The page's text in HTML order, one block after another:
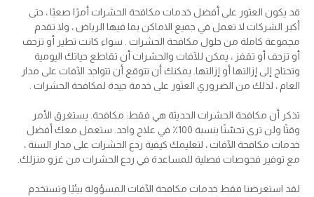
قد يكون العثور على أفضل خدمات مكافحة الحشرات أمرًا صعبًا ، حتى
أكبر الشركات لا تعمل في جميع الاماكن بما فيها الرياض ، ولا تقدم
مجموعة كاملة من حلول مكافحة الحشرات . سواء كانت تطير أو تزحف
أو تزحف أو تقفز ، يمكن للآفات والحشرات أن تقاطع حياتك اليومية
وتحتاج إلى إزالتها أو إزالتها. يمكنك أن تتوقع أن تتواجد الآفات على مدار
العام ، لذلك من الضروري العثور على خدمة جيدة لمكافحة الحشرات .
تذكر أن مكافحة الحشرات الحديثة هي فقط: مكافحة. يستغرق الأمر
وقتًا ولن ترى تحسّنًا بنسبة 100٪ في علاج واحد. ستعمل معك أفضل
خدمات مكافحة الآفات ، لتعليمك كيفية ردع الحشرات على مدار السنة ،
مع توفير فحوصات فصلية للمساعدة في ردع الحشرات من غزو منزلك.
لقد استعرضنا فقط خدمات مكافحة الآفات المسؤولة بيئيًا وتستخدم